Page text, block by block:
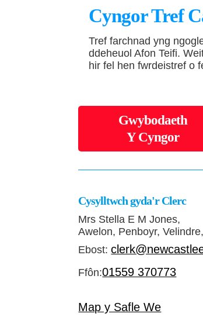
Cyngor Tref
Tref farchnad yng
ddeheuol Afon Teifi.
hir fel hen fwrdeistref o
Gwybodaeth
Y Cyngor
Cysylltwch gyda'r Clerc
Mrs Stella E M Jones,
Awelon, Penboyr,
Ebost:
Ffôn:01559 370773
Map y Safle We